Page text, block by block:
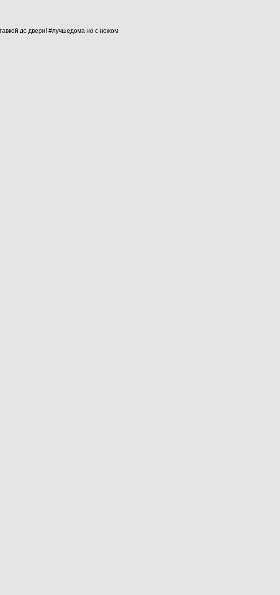
до двери! #лучшедома но с ножом